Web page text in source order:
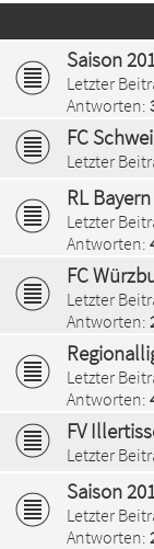
Saison
Letzter
Antworten:
FC
Letzter
RL
Letzter
Antworten:
FC
Letzter
Antworten:
Letzter
Antworten:
FV
Letzter
Saison
Letzter
Antworten: